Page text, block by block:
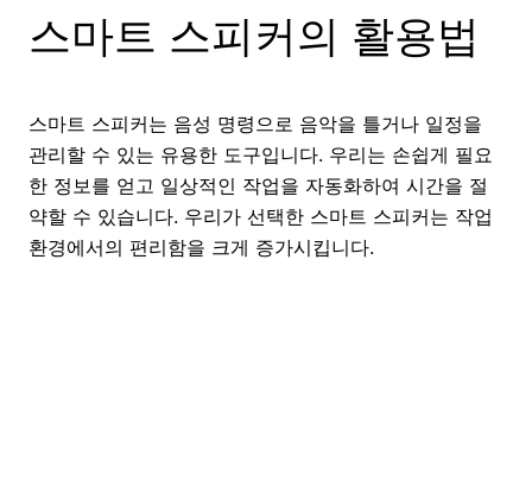
스마트 스피커의 활용법
스마트 스피커는 음성 명령으로 음악을 틀거나 일정을
관리할 수 있는 유용한 도구입니다. 우리는 손쉽게 필요
한 정보를 얻고 일상적인 작업을 자동화하여 시간을 절
약할 수 있습니다. 우리가 선택한 스마트 스피커는 작업
환경에서의 편리함을 크게 증가시킵니다.